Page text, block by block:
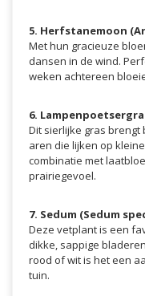
5. Herfstanemoon
Met hun gracieuze
dansen in de wind.
weken achtereen
6.
Dit sierlijke gras brengt
aren die lijken op
combinatie met
prairiegevoel.
7. Sedum (Sedum
Deze vetplant is een
dikke, sappige
rood of wit is het een
tuin.